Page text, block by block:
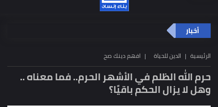
أخبار
الرئيسية الدين للحياة افهم دينك صح
حرم الله الظلم في الأشهر الحرم.. فما معناه ..
وهل لا يزال الحكم باقيًا؟